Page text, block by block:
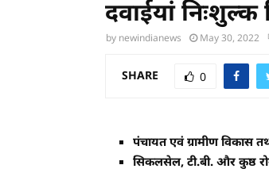
दवाईयां निःशुल्क
by newindianews May 30, 2022
SHARE 0
पंचायत एवं ग्रामीण विकास
सिकलसेल, टी.बी. और कुष्ठ